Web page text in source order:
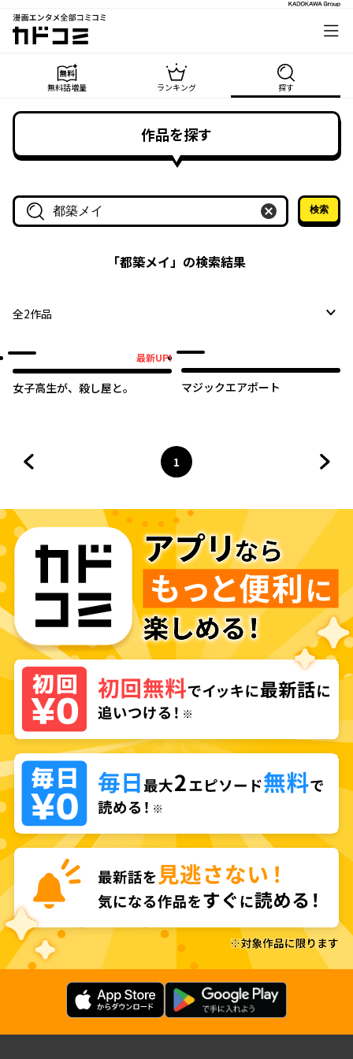
漫画エンタメ全部コミコミ
カドコミ
無料話増量 ランキング 探す
作品を探す
作品名・作家名で探す
検索
「都築メイ」の検索結果
全2作品
最新UP!
オリジナル
女子高生が、殺し屋と。 マジックエアポート
ページ
1
へ